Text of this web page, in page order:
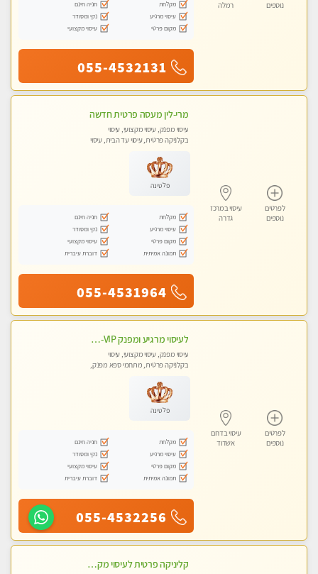
נוספים
רמלה
מקלחת
חניה חינם
עיסוי מרגיע
נקי ומסודר
מקום פרטי
עיסוי מקצועי
055-4532131
לפרטים
נוספים
עיסוי במרכז
גדרה
מרי-לין מעסה פרטית חדשה
עיסוי מפנק, עיסוי מקצועי, עיסוי
בקלניקה פרטית, עיסוי עד הבית, עיסוי
פלטינה
מקלחת
חניה חינם
עיסוי מרגיע
נקי ומסודר
מקום פרטי
עיסוי מקצועי
תמונה אמיתית
דוברת עיברית
055-4531964
לפרטים
נוספים
עיסוי בדרום
אשדוד
לעיסוי מרגיע ומפנק VIP-מומלץ לחלוטין! פרטי! ​​​​​​ Highly recommended
עיסוי מפנק, עיסוי מקצועי, עיסוי
בקלניקה פרטית, מתחמי ספא מפנק,
טנטרה
פלטינה
מקלחת
חניה חינם
עיסוי מרגיע
נקי ומסודר
מקום פרטי
עיסוי מקצועי
תמונה אמיתית
דוברת עיברית
055-4532256
קליניקה פרטית לעיסוי מקצועי ואלטרנטיבי ברמה גבוהה VIP תתקשר ..... highly recommended..new in the city